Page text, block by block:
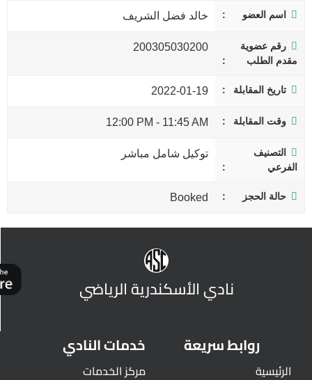
اسم العضو خالد فضل الشريف
رقم عضوية
مقدم الطلب
200305030200
تاريخ المقابلة 2022-01-19
وقت المقابلة 11:45 AM
-
12:00 PM
التصنيف
الفرعي
توكيل شامل مباشر
حالة الحجز Booked
نادي الأسكندرية الرياضي
روابط سريعة
الرئيسية
خدمات النادي
مركز الخدمات